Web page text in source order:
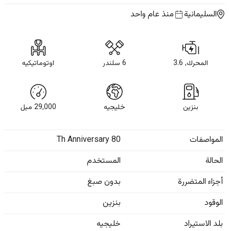
السليمانية منذ عام واحد
المحرك, 3.6 6 سلندر اوتوماتيكيه
بنزين خليجيه 29,000 ميل
المواصفات
80 Th Anniversary
الحالة
المستخدم
أجزاء المتضررة
بدون صبغ
الوقود
بنزين
بلد الاستيراد
خليجيه